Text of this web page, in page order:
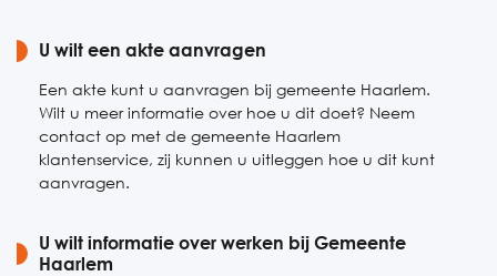
U wilt een akte aanvragen
Een akte kunt u aanvragen bij gemeente Haarlem.
Wilt u meer informatie over hoe u dit doet? Neem
contact op met de gemeente Haarlem
klantenservice, zij kunnen u uitleggen hoe u dit kunt
aanvragen.
U wilt informatie over werken bij Gemeente
Haarlem